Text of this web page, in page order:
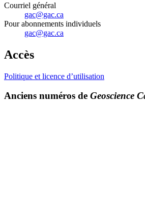
Courriel général
gac@gac.ca
Pour abonnements individuels
gac@gac.ca
Accès
Politique et licence d’utilisation
Anciens numéros de Geoscience